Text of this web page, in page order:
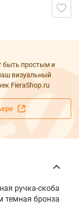
быть простым и
визуальный
FieraShop.ru
ручка-скоба
темная бронза